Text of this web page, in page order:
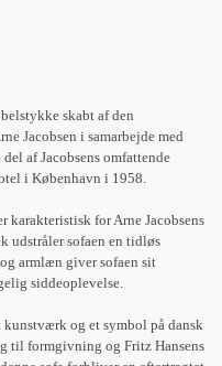
skabt af den
Jacobsen i samarbejde med
af Jacobsens omfattende
i København i 1958.
karakteristisk for Arne Jacobsens
udstråler sofaen en tidløs
armlæn giver sofaen sit
siddeoplevelse.
kunstværk og et symbol på dansk
til formgivning og Fritz Hansens